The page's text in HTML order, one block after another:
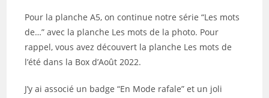
Pour la planche A5, on continue notre série “Les mots
de…” avec la planche Les mots de la photo. Pour
rappel, vous avez découvert la planche Les mots de
l’été dans la Box d’Août 2022.
J’y ai associé un badge “En Mode rafale” et un joli